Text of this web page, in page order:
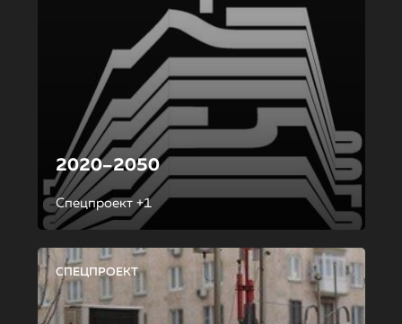
2020–2050
Спецпроект +1
СПЕЦПРОЕКТ